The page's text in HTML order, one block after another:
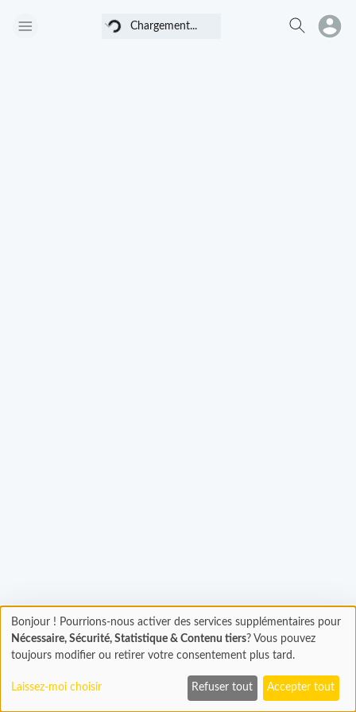
Chargement... Chargement...
Chargement
En cours...
Bonjour ! Pourrions-nous activer des services supplémentaires pour
Nécessaire, Sécurité, Statistique & Contenu tiers? Vous pouvez
toujours modifier ou retirer votre consentement plus tard.
Laissez-moi choisir Refuser tout Accepter tout